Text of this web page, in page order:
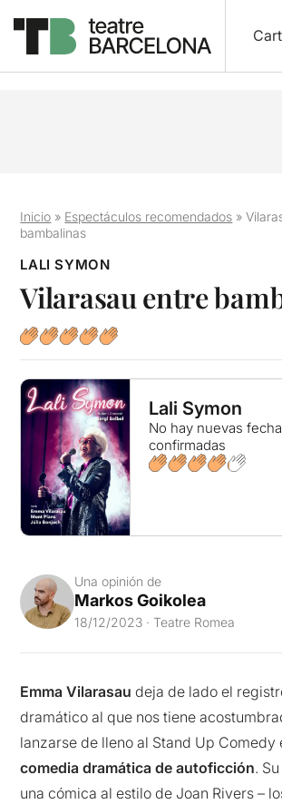
Inicio » Espectáculos recomendados »
bambalinas
LALI SYMON
Vilarasau entre
Lali Symon
No hay nuevas
confirmadas
Una opinión de
Markos Goikolea
18/12/2023 · Teatre Romea
Emma Vilarasau deja de lado el
dramático al que nos tiene
lanzarse de lleno al Stand Up Comedy
comedia dramática de autoficción.
una cómica al estilo de Joan Rivers –